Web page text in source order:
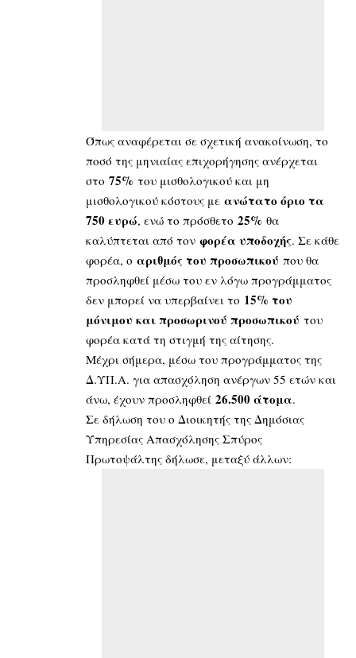
Όπως αναφέρεται σε σχετική ανακοίνωση, το
ποσό της μηνιαίας επιχορήγησης ανέρχεται
στο 75% του μισθολογικού και μη
μισθολογικού κόστους με ανώτατο όριο τα
750 ευρώ, ενώ το πρόσθετο 25% θα
καλύπτεται από τον φορέα υποδοχής. Σε κάθε
φορέα, ο αριθμός του προσωπικού που θα
προσληφθεί μέσω του εν λόγω προγράμματος
δεν μπορεί να υπερβαίνει το 15% του
μόνιμου και προσωρινού προσωπικού του
φορέα κατά τη στιγμή της αίτησης.
Μέχρι σήμερα, μέσω του προγράμματος της
Δ.ΥΠ.Α. για απασχόληση ανέργων 55 ετών και
άνω, έχουν προσληφθεί 26.500 άτομα.
Σε δήλωση του ο Διοικητής της Δημόσιας
Υπηρεσίας Απασχόλησης Σπύρος
Πρωτοψάλτης δήλωσε, μεταξύ άλλων: